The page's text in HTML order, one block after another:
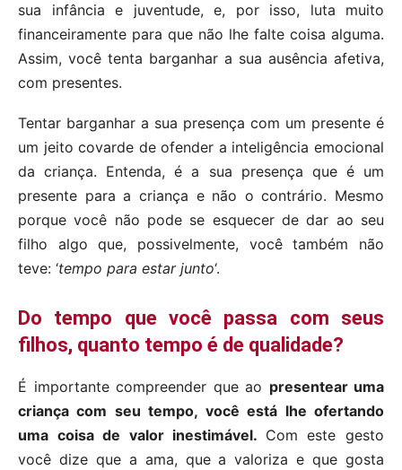
sua infância e juventude, e, por isso, luta muito
financeiramente para que não lhe falte coisa alguma.
Assim, você tenta barganhar a sua ausência afetiva,
com presentes.
Tentar barganhar a sua presença com um presente é
um jeito covarde de ofender a inteligência emocional
da criança. Entenda, é a sua presença que é um
presente para a criança e não o contrário. Mesmo
porque você não pode se esquecer de dar ao seu
filho algo que, possivelmente, você também não
teve: ‘tempo para estar junto‘.
Do tempo que você passa com seus
filhos, quanto tempo é de qualidade?
É importante compreender que ao presentear uma
criança com seu tempo, você está lhe ofertando
uma coisa de valor inestimável. Com este gesto
você dize que a ama, que a valoriza e que gosta